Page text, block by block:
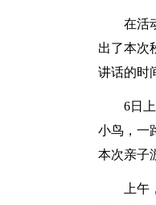
在活
出了本次
讲话的时
6日
小鸟，一
本次亲子
上